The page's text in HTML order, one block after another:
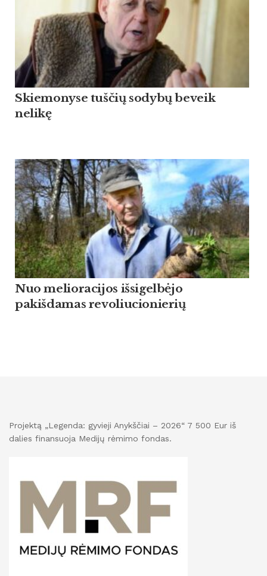
Skiemonyse tuščių sodybų beveik
nelikę
Nuo melioracijos išsigelbėjo
pakišdamas revoliucionierių
Projektą „Legenda: gyvieji Anykščiai – 2026“ 7 500 Eur iš
dalies finansuoja Medijų rėmimo fondas.